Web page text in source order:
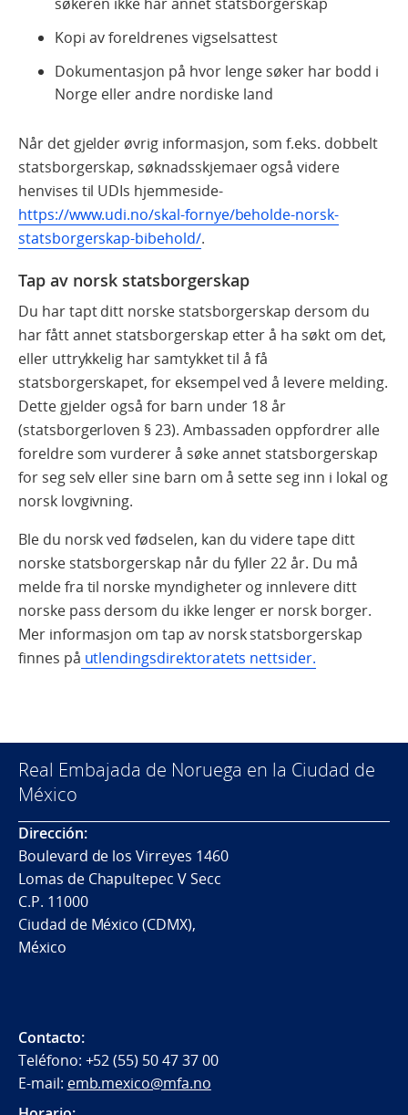
Kopi av foreldrenes vigselsattest
Dokumentasjon på hvor lenge søker har bodd i
Norge eller andre nordiske land
Når det gjelder øvrig informasjon, som f.eks. dobbelt
statsborgerskap, søknadsskjemaer også videre
henvises til UDIs hjemmeside-
https://www.udi.no/skal-fornye/beholde-norsk-
statsborgerskap-bibehold/.
Tap av norsk statsborgerskap
Du har tapt ditt norske statsborgerskap dersom du
har fått annet statsborgerskap etter å ha søkt om det,
eller uttrykkelig har samtykket til å få
statsborgerskapet, for eksempel ved å levere melding.
Dette gjelder også for barn under 18 år
(statsborgerloven § 23). Ambassaden oppfordrer alle
foreldre som vurderer å søke annet statsborgerskap
for seg selv eller sine barn om å sette seg inn i lokal og
norsk lovgivning.
Ble du norsk ved fødselen, kan du videre tape ditt
norske statsborgerskap når du fyller 22 år. Du må
melde fra til norske myndigheter og innlevere ditt
norske pass dersom du ikke lenger er norsk borger.
Mer informasjon om tap av norsk statsborgerskap
finnes på utlendingsdirektoratets nettsider.
Real Embajada de Noruega en la Ciudad de
México
Dirección:
Boulevard de los Virreyes 1460
Lomas de Chapultepec V Secc
C.P. 11000
Ciudad de México (CDMX),
México
Contacto:
Teléfono: +52 (55) 50 47 37 00
E-mail: emb.mexico@mfa.no